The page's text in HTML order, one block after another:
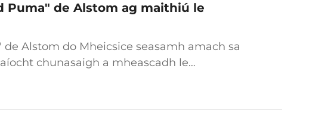
Puma" de Alstom ag maithiú le
Alstom do Mheicsice seasamh amach sa
chunasaigh a mheascadh le
riachtanais áitiúla agus nuashonruitheaimh
leis...